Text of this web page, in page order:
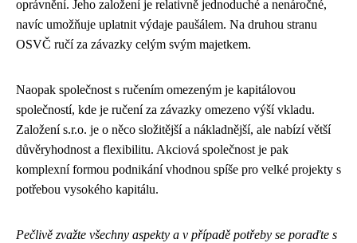
oprávnění. Jeho založení je relativně jednoduché a nenáročné,
navíc umožňuje uplatnit výdaje paušálem. Na druhou stranu
OSVČ ručí za závazky celým svým majetkem.
Naopak společnost s ručením omezeným je kapitálovou
společností, kde je ručení za závazky omezeno výší vkladu.
Založení s.r.o. je o něco složitější a nákladnější, ale nabízí větší
důvěryhodnost a flexibilitu. Akciová společnost je pak
komplexní formou podnikání vhodnou spíše pro velké projekty s
potřebou vysokého kapitálu.
Pečlivě zvažte všechny aspekty a v případě potřeby se poraďte s